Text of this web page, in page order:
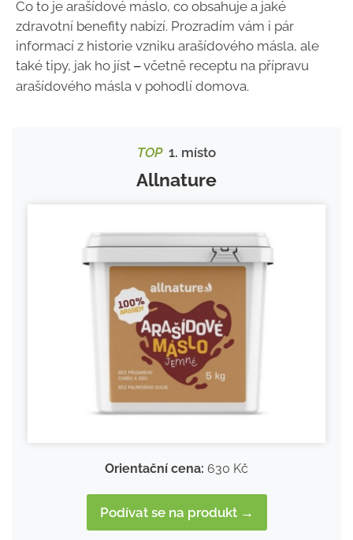
Co to je arašídové máslo, co obsahuje a jaké
zdravotní benefity nabízí. Prozradím vám i pár
informací z historie vzniku arašídového másla, ale
také tipy, jak ho jíst –včetně receptu na přípravu
arašídového másla v pohodlí domova.
TOP1. místo
Allnature
Orientační cena: 630 Kč
Podívat se na produkt →